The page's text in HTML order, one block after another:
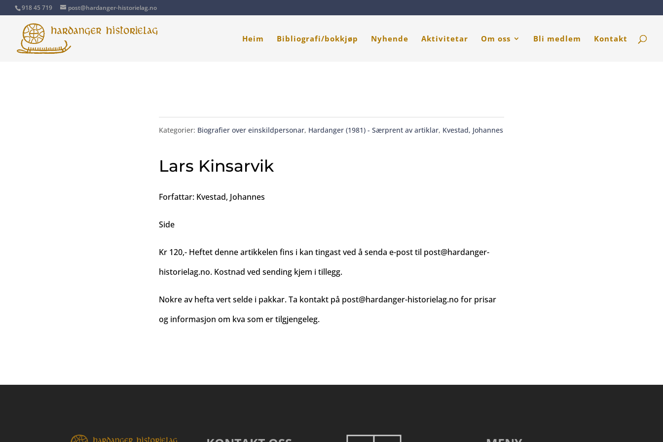
918 45 719 post@hardanger-historielag.no
Heim Bibliografi/bokkjøp Nyhende Aktivitetar Om oss Bli medlem Kontakt
Kategorier: Biografier over einskildpersonar, Hardanger (1981) - Særprent av artiklar, Kvestad, Johannes
Lars Kinsarvik
Forfattar: Kvestad, Johannes
Side
Kr 120,- Heftet denne artikkelen fins i kan tingast ved å senda e-post til post@hardanger-
historielag.no. Kostnad ved sending kjem i tillegg.
Nokre av hefta vert selde i pakkar. Ta kontakt på post@hardanger-historielag.no for prisar
og informasjon om kva som er tilgjengeleg.